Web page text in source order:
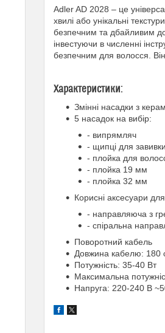
Adler AD 2028 – це
хвилі або унікальні
безпечним та дбайливим
інвестуючи в численні
безпечним для волосся.
Характеристики:
Змінні насадки з
5 насадок на вибір:
- випрямляч
- щипці для завивки
- плойка для
- плойка 19 мм
- плойка 32 мм
Корисні аксесуари
- направляюча з
- спіральна
Поворотний кабель
Довжина кабелю: 180
Потужність: 35-40 Вт
Максимальна
Напруга: 220-240 В